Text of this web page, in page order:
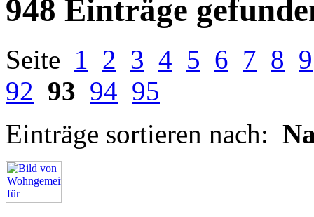
948 Einträge
Seite 1 2 3 4 5 6 7 8 9
92 93 94 95
Einträge sortieren nach: